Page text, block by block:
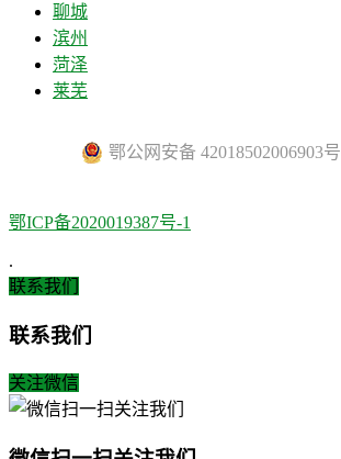
聊城
滨州
菏泽
莱芜
鄂公网安备 42018502006903号
鄂ICP备2020019387号-1
.
联系我们
联系我们
关注微信